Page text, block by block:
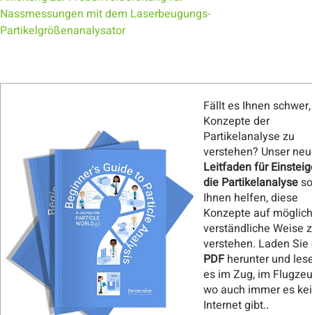
Nassmessungen mit dem Laserbeugungs-
Partikelgrößenanalysator
Fällt es Ihnen
Konzepte der
Partikelanalyse zu
verstehen? Unser
Leitfaden für
die Partikelanalyse
Ihnen helfen, diese
Konzepte auf
verständliche Weise
verstehen. Laden Sie
PDF herunter und
es im Zug, im
wo auch immer es
Internet gibt..